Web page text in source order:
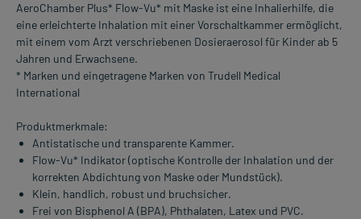
AeroChamber Plus* Flow-Vu* mit Maske ist eine Inhalierhilfe, die
eine erleichterte Inhalation mit einer Vorschaltkammer ermöglicht,
mit einem vom Arzt verschriebenen Dosieraerosol für Kinder ab 5
Jahren und Erwachsene.
* Marken und eingetragene Marken von Trudell Medical
International
Produktmerkmale:
Antistatische und transparente Kammer.
Flow-Vu* Indikator (optische Kontrolle der Inhalation und der
korrekten Abdichtung von Maske oder Mundstück).
Klein, handlich, robust und bruchsicher.
Frei von Bisphenol A (BPA), Phthalaten, Latex und PVC.